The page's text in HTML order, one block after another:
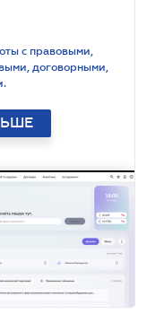
с правовыми,
договорными,